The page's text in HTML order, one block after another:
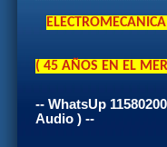
( 45 AÑOS EN EL
-- WhatsUp
Audio ) --